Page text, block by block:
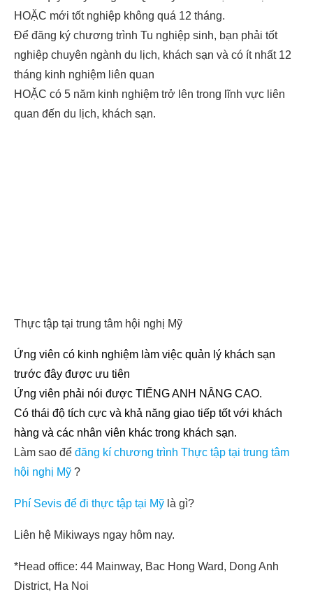
HOẶC mới tốt nghiệp không quá 12 tháng.
Để đăng ký chương trình Tu nghiệp sinh, bạn phải tốt
nghiệp chuyên ngành du lịch, khách sạn và có ít nhất 12
tháng kinh nghiệm liên quan
HOẶC có 5 năm kinh nghiệm trở lên trong lĩnh vực liên
quan đến du lịch, khách sạn.
Thực tập tại trung tâm hội nghị Mỹ
Ứng viên có kinh nghiệm làm việc quản lý khách sạn
trước đây được ưu tiên
Ứng viên phải nói được TIẾNG ANH NÂNG CAO.
Có thái độ tích cực và khả năng giao tiếp tốt với khách
hàng và các nhân viên khác trong khách sạn.
Làm sao để đăng kí chương trình Thực tập tại trung tâm
hội nghị Mỹ ?
Phí Sevis để đi thực tập tại Mỹ là gì?
Liên hệ Mikiways ngay hôm nay.
*Head office: 44 Mainway, Bac Hong Ward, Dong Anh
District, Ha Noi